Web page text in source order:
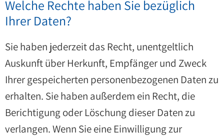
Welche Rechte haben Sie bezüglich
Ihrer Daten?
Sie haben jederzeit das Recht, unentgeltlich
Auskunft über Herkunft, Empfänger und Zweck
Ihrer gespeicherten personenbezogenen Daten zu
erhalten. Sie haben außerdem ein Recht, die
Berichtigung oder Löschung dieser Daten zu
verlangen. Wenn Sie eine Einwilligung zur